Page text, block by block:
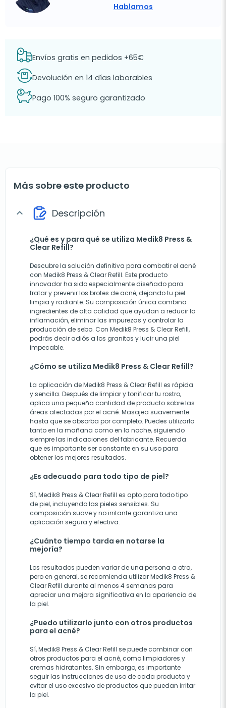
Hablamos
Envíos gratis en pedidos +65€
Devolución en 14 días laborables
Pago 100% seguro garantizado
Más sobre este producto
expand_more Descripción
¿Qué es y para qué se utiliza Medik8 Press &
Clear Refill?
Descubre la solución definitiva para combatir el acné
con Medik8 Press & Clear Refill. Este producto
innovador ha sido especialmente diseñado para
tratar y prevenir los brotes de acné, dejando tu piel
limpia y radiante. Su composición única combina
ingredientes de alta calidad que ayudan a reducir la
inflamación, eliminar las impurezas y controlar la
producción de sebo. Con Medik8 Press & Clear Refill,
podrás decir adiós a los granitos y lucir una piel
impecable.
¿Cómo se utiliza Medik8 Press & Clear Refill?
La aplicación de Medik8 Press & Clear Refill es rápida
y sencilla. Después de limpiar y tonificar tu rostro,
aplica una pequeña cantidad de producto sobre las
áreas afectadas por el acné. Masajea suavemente
hasta que se absorba por completo. Puedes utilizarlo
tanto en la mañana como en la noche, siguiendo
siempre las indicaciones del fabricante. Recuerda
que es importante ser constante en su uso para
obtener los mejores resultados.
¿Es adecuado para todo tipo de piel?
Sí, Medik8 Press & Clear Refill es apto para todo tipo
de piel, incluyendo las pieles sensibles. Su
composición suave y no irritante garantiza una
aplicación segura y efectiva.
¿Cuánto tiempo tarda en notarse la
mejoría?
Los resultados pueden variar de una persona a otra,
pero en general, se recomienda utilizar Medik8 Press &
Clear Refill durante al menos 4 semanas para
apreciar una mejora significativa en la apariencia de
la piel.
¿Puedo utilizarlo junto con otros productos
para el acné?
Sí, Medik8 Press & Clear Refill se puede combinar con
otros productos para el acné, como limpiadores y
cremas hidratantes. Sin embargo, es importante
seguir las instrucciones de uso de cada producto y
evitar el uso excesivo de productos que puedan irritar
la piel.